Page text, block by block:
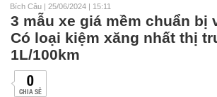
Bích Câu | 25/06/2024 | 15:11
3 mẫu xe giá mềm chuẩn bị
Có loại kiệm xăng nhất thị
1L/100km
0
CHIA SẺ